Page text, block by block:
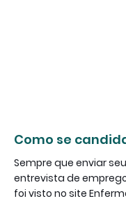
Como se
Sempre que enviar
entrevista de
foi visto no site